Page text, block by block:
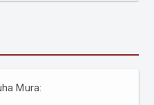
Mura: